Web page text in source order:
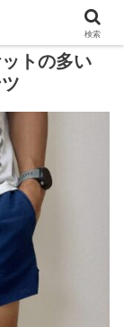
トの多い
検索